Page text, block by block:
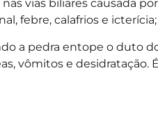
vias biliares causada
febre, calafrios e
a pedra entope o duto
vômitos e desidratação.